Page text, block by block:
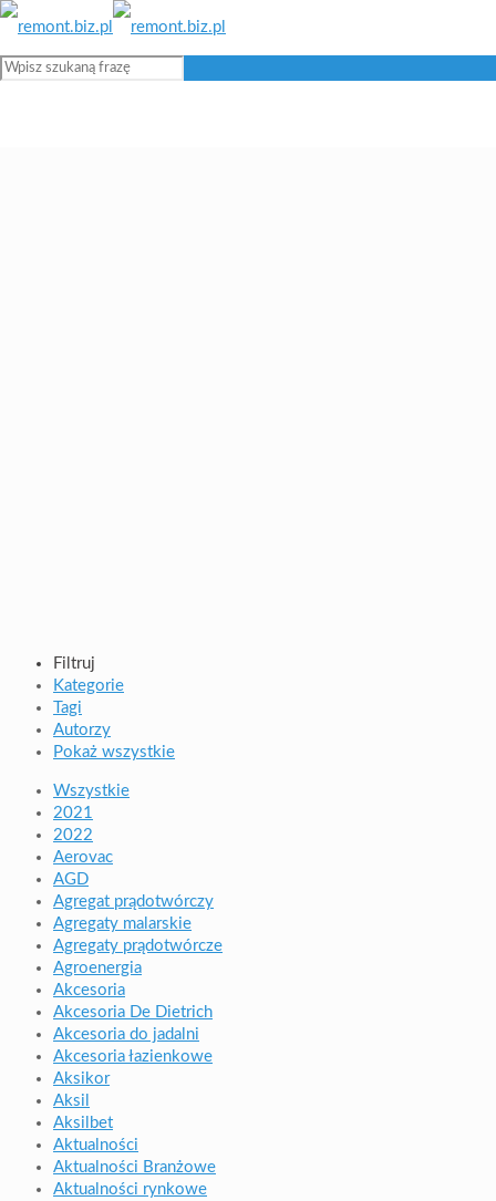
Filtruj
Kategorie
Tagi
Autorzy
Pokaż wszystkie
Wszystkie
2021
2022
Aerovac
AGD
Agregat prądotwórczy
Agregaty malarskie
Agregaty prądotwórcze
Agroenergia
Akcesoria
Akcesoria De Dietrich
Akcesoria do jadalni
Akcesoria łazienkowe
Aksikor
Aksil
Aksilbet
Aktualności
Aktualności Branżowe
Aktualności rynkowe